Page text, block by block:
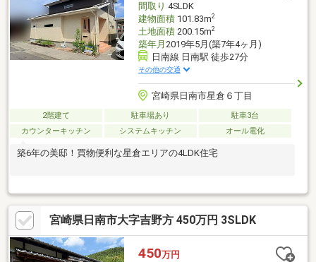
間取り 4SLDK
建物面積101.83m2
土地面積200.15m2
築年月 2019年5月(築7年4ヶ月)
日南線 日南駅 徒歩27分
その他の交通
宮崎県日南市星倉６丁目
2階建て 駐車場あり
駐車3台
カウンターキッチン
システムキッチン オール電化
築6年の美邸！買物便利な星倉エリアの4LDK住宅
宮崎県日南市大字吉野方 450万円 3SLDK
450万円